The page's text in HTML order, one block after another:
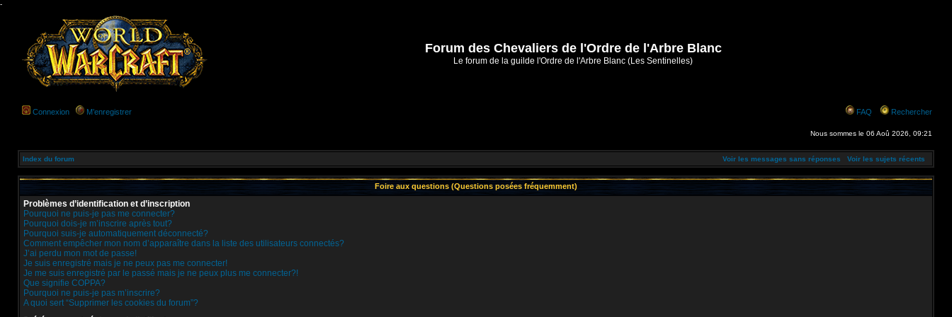
-
Forum des Chevaliers de l'Ordre de l'Arbre Blanc
Le forum de la guilde l'Ordre de l'Arbre Blanc (Les Sentinelles)
Connexion M’enregistrer FAQ Rechercher
Nous sommes le 06 Aoû 2026, 09:21
Index du forum Voir les messages sans réponses Voir les sujets récents
Foire aux questions (Questions posées fréquemment)
Problèmes d’identification et d’inscription
Pourquoi ne puis-je pas me connecter?
Pourquoi dois-je m’inscrire après tout?
Pourquoi suis-je automatiquement déconnecté?
Comment empêcher mon nom d’apparaître dans la liste des utilisateurs connectés?
J’ai perdu mon mot de passe!
Je suis enregistré mais je ne peux pas me connecter!
Je me suis enregistré par le passé mais je ne peux plus me connecter?!
Que signifie COPPA?
Pourquoi ne puis-je pas m’inscrire?
A quoi sert “Supprimer les cookies du forum”?